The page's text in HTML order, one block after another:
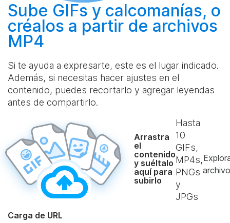
Sube GIFs y calcomanías, o
créalos a partir de archivos
MP4
Si te ayuda a expresarte, este es el lugar indicado.
Además, si necesitas hacer ajustes en el
contenido, puedes recortarlo y agregar leyendas
antes de compartirlo.
Arrastra
el
contenido
y suéltalo
aquí para
subirlo
Hasta
10
GIFs,
MP4s,
PNGs
y
JPGs
Carga de URL